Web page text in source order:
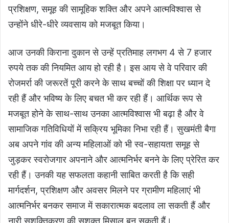
प्रशिक्षण, समूह की सामूहिक शक्ति और अपने आत्मविश्वास से
उन्होंने धीरे-धीरे व्यवसाय को मजबूत किया।
आज उनकी किराना दुकान से उन्हें प्रतिमाह लगभग 4 से 7 हजार
रुपये तक की नियमित आय हो रही है। इस आय से वे परिवार की
रोजमर्रा की जरूरतें पूरी करने के साथ बच्चों की शिक्षा पर ध्यान दे
रही हैं और भविष्य के लिए बचत भी कर रही हैं। आर्थिक रूप से
मजबूत होने के साथ-साथ उनका आत्मविश्वास भी बढ़ा है और वे
सामाजिक गतिविधियों में सक्रिय भूमिका निभा रही हैं। सुखमंती बैगा
अब अपने गांव की अन्य महिलाओं को भी स्व-सहायता समूह से
जुड़कर स्वरोजगार अपनाने और आत्मनिर्भर बनने के लिए प्रेरित कर
रही हैं। उनकी यह सफलता कहानी साबित करती है कि सही
मार्गदर्शन, प्रशिक्षण और अवसर मिलने पर ग्रामीण महिलाएं भी
आत्मनिर्भर बनकर समाज में सकारात्मक बदलाव ला सकती हैं और
नारी सशक्तिकरण की सशक्त मिसाल बन सकती हैं।